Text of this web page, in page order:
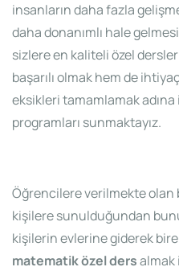
insanların daha fazla
daha donanımlı hale
sizlere en kaliteli özel
başarılı olmak hem de
eksikleri tamamlamak
programları sunmaktayız.
Öğrencilere verilmekte olan
kişilere sunulduğundan
kişilerin evlerine giderek
matematik özel dersalmak